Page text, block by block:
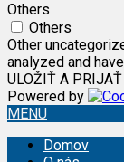
Others
Others
Other
analyzed and
ULOŽIŤ A PRIJAŤ
Powered by
MENU
Domov